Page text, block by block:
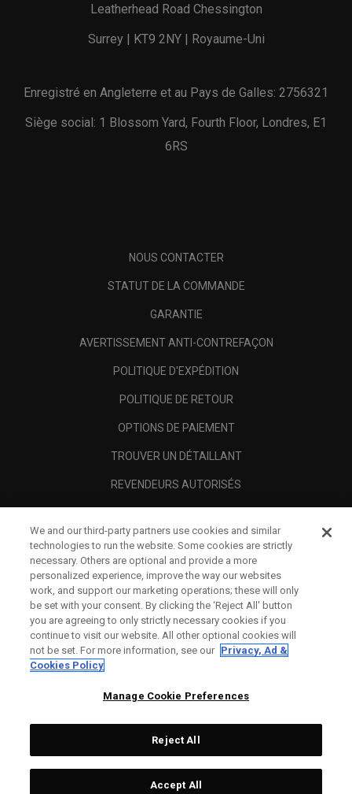
Leatherhead Road Chessington
Surrey | KT9 2NY | Royaume-Uni
Enregistré en Angleterre et au Pays de Galles: 2756321
Siège social: 1 Blossom Yard, Fourth Floor, Londres, E1
6RS
NOUS CONTACTER
STATUT DE LA COMMANDE
GARANTIE
AVERTISSEMENT ANTI-CONTREFAÇON
POLITIQUE D'EXPÉDITION
POLITIQUE DE RETOUR
OPTIONS DE PAIEMENT
TROUVER UN DÉTAILLANT
REVENDEURS AUTORISÉS
A PROPOS
MENTIONS LÉGALES
Topgolf Callaway Brands.
All rights reserved.
We and our third-party partners use cookies and similar
technologies to run the website. Some cookies are strictly
necessary. Others are optional and provide a more
personalized experience, improve the way our websites
work, and support our marketing operations; these will only
be set with your consent. By clicking the ‘Reject All' button
you are agreeing to only strictly necessary cookies if you
continue to visit our website. All other optional cookies will
not be set. For more information, see our Privacy, Ad &
Cookies Policy
Manage Cookie Preferences
Reject All
Accept All